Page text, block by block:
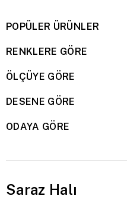
POPÜLER ÜRÜNLER
RENKLERE GÖRE
ÖLÇÜYE GÖRE
DESENE GÖRE
ODAYA GÖRE
Saraz Halı